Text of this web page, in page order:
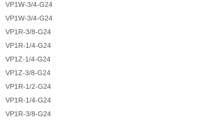
VP1W-3/4-G24
VP1W-3/4-G24
VP1R-3/8-G24
VP1R-1/4-G24
VP1Z-1/4-G24
VP1Z-3/8-G24
VP1R-1/2-G24
VP1R-1/4-G24
VP1R-3/8-G24